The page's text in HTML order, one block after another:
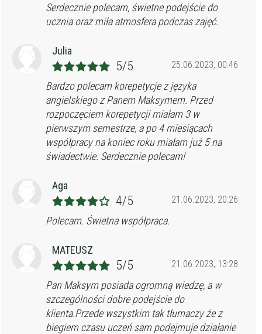
Serdecznie polecam, świetne podejście do
ucznia oraz miła atmosfera podczas zajęć.
Julia
25.06.2023, 00:46
5/5
Bardzo polecam korepetycje z języka
angielskiego z Panem Maksymem. Przed
rozpoczęciem korepetycji miałam 3 w
pierwszym semestrze, a po 4 miesiącach
współpracy na koniec roku miałam już 5 na
świadectwie. Serdecznie polecam!
Aga
21.06.2023, 20:26
4/5
Polecam. Świetna współpraca.
MATEUSZ
21.06.2023, 13:28
5/5
Pan Maksym posiada ogromną wiedzę, a w
szczególności dobre podejście do
klienta.Przede wszystkim tak tłumaczy że z
biegiem czasu uczeń sam podejmuje działanie